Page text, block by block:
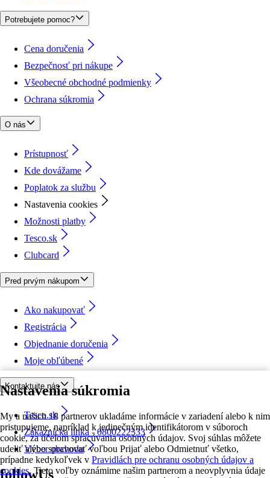
Nastavenia súkromia
My a našich 18 partnerov ukladáme informácie v zariadení alebo k nim
pristupujeme, napríklad k jedinečným identifikátorom v súboroch
cookie, za účelom spracúvania osobných údajov. Svoj súhlas môžete
udeliť alebo spravovať voľbou Prijať alebo Odmietnuť všetko,
prípadne kedykoľvek v Pravidlách pre ochranu osobných údajov a
cookies. Tieto voľby oznámime našim partnerom a neovplyvnia údaje
Potrebujete pomoc?
Cena doručenia
Bezpečnosť pri nákupe
Všeobecné obchodné podmienky
Ochrana súkromia
O nás
Prístupnosť
Kde dovážame
Poplatok za službu
Nastavenia cookies
Možnosti platby
Tesco.sk
Clubcard
Pred prvým nákupom
Ako nakupovať
Registrácia
Objednanie doručenia
Moje obľúbené
Kontaktujte nás
Tesco.sk
Zákaznícka linka - 0800222333
Výber obchodu
followUs